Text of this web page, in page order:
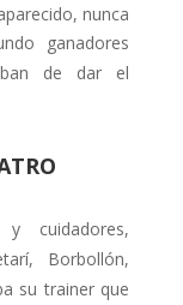
nunca
ganadores
de dar el
cuida­dores,
Borbollón,
su trainer que